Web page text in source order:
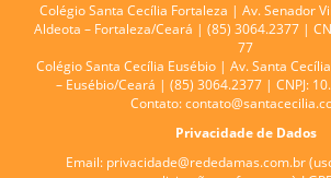
Colégio Santa Cecília Fortaleza | Av. Senador
Aldeota – Fortaleza/Ceará | (85) 3064.2377 |
77
Colégio Santa Cecília Eusébio | Av. Santa
– Eusébio/Ceará | (85) 3064.2377 | CNPJ:
Contato:
Privacidade de Dados
Email: privacidade@rededamas.com.br